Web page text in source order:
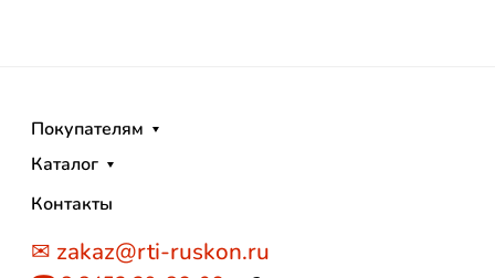
Покупателям
Каталог
Контакты
✉ zakaz@rti-ruskon.ru